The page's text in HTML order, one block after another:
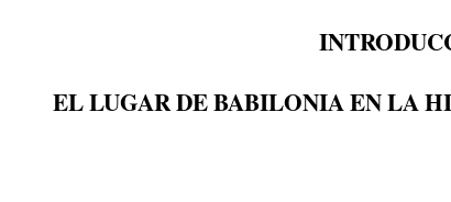
EL LUGAR DE BABILONIA EN LA